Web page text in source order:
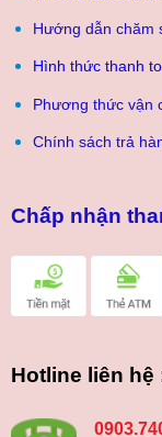
Hướng dẫn chăm
Hình thức thanh
Phương thức vận
Chính sách trả
Chấp nhận
Hotline liên hệ